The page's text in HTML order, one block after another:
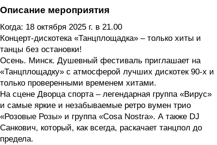
Описание мероприятия
Когда: 18 октября 2025 г. в 21.00
Концерт-дискотека «Танцплощадка» – только хиты и
танцы без остановки!
Осень. Минск. Душевный фестиваль приглашает на
«Танцплощадку» с атмосферой лучших дискотек 90-х и
только проверенными временем хитами.
На сцене Дворца спорта – легендарная группа «Вирус»
и самые яркие и незабываемые ретро вумен трио
«Розовые Розы» и группа «Cosa Nostra». А также DJ
Санкович, который, как всегда, раскачает танцпол до
предела.